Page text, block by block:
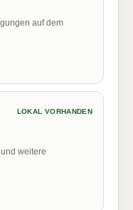
auf dem
LOKAL VORHANDEN
weitere